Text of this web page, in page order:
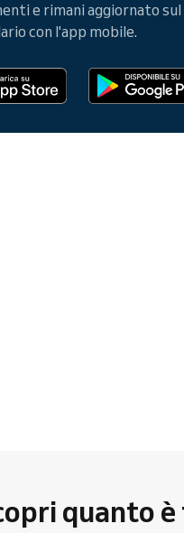
e rimani aggiornato
con l'app mobile.
quanto